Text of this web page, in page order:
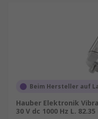
Beim Hersteller auf
Hauber Elektronik
30 V dc 1000 Hz L.